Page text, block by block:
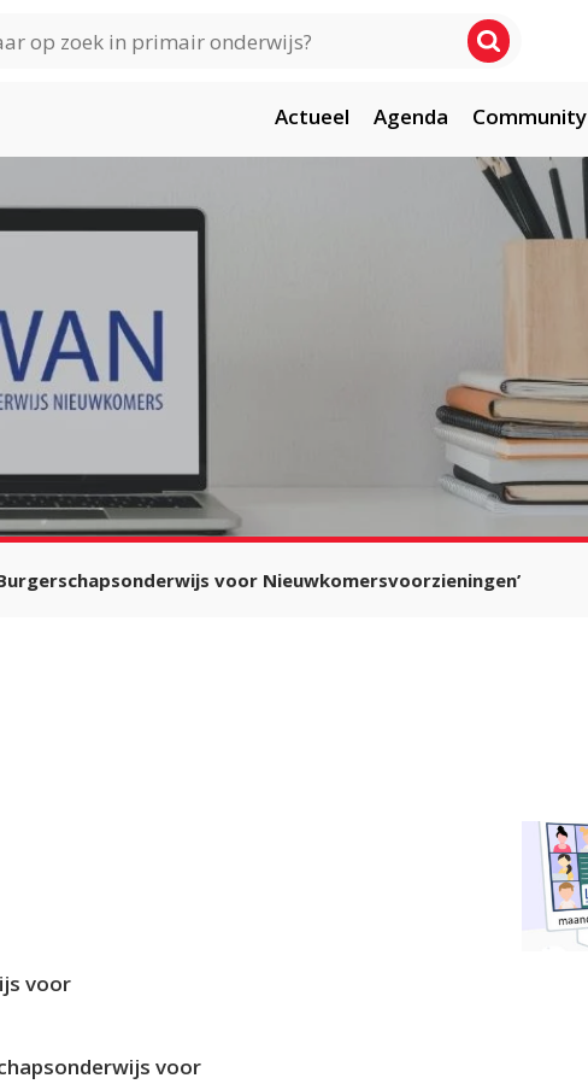
Actueel Agenda Community
voor Nieuwkomersvoorzieningen’
voor
voor